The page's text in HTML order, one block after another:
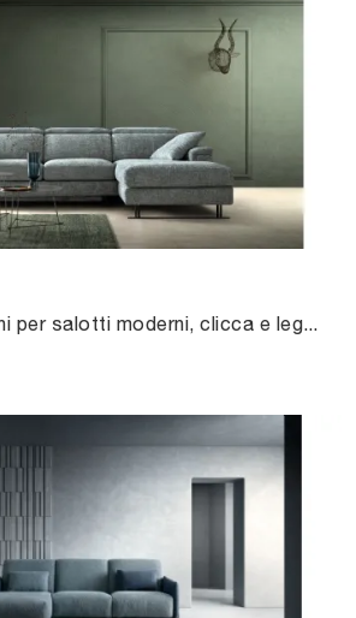
Se desideri divani per salotti moderni, clicca e leggi di più sul modello Space Time in tessuto del marchio Samoa.